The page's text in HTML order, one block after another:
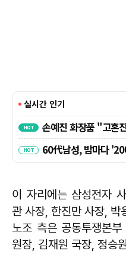
이 자리에는 삼성전자
관 사장, 한진만 사장,
노조 측은 공동투쟁본
원장, 김재원 국장, 정승